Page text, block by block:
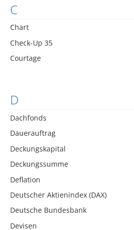
C
Chart
Check-Up 35
Courtage
D
Dachfonds
Dauerauftrag
Deckungskapital
Deckungssumme
Deflation
Deutscher Aktienindex (DAX)
Deutsche Bundesbank
Devisen